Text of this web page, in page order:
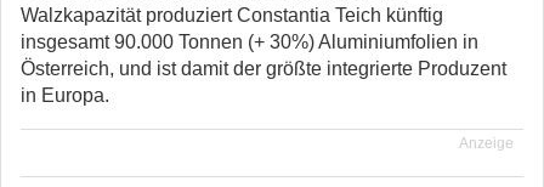
Walzkapazität produziert Constantia Teich künftig
insgesamt 90.000 Tonnen (+ 30%) Aluminiumfolien in
Österreich, und ist damit der größte integrierte Produzent
in Europa.
Anzeige